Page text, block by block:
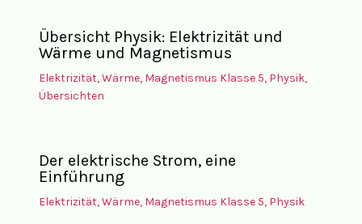
Übersicht Physik: Elektrizität und
Wärme und Magnetismus
Elektrizität, Wärme, Magnetismus Klasse 5, Physik,
Übersichten
Der elektrische Strom, eine
Einführung
Elektrizität, Wärme, Magnetismus Klasse 5, Physik